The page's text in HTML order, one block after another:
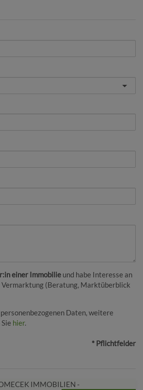
einer Immobilie und habe Interesse an
(Beratung, Marktüberblick
Daten, weitere
hier.
* Pflichtfelder